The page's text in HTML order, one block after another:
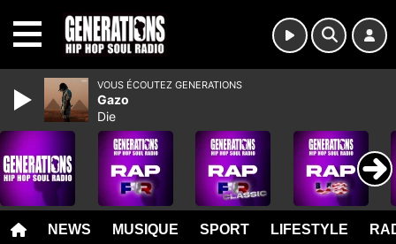
NEWS MUSIQUE SPORT LIFESTYLE
VOUS ÉCOUTEZ GENERATIONS
Gazo
Die